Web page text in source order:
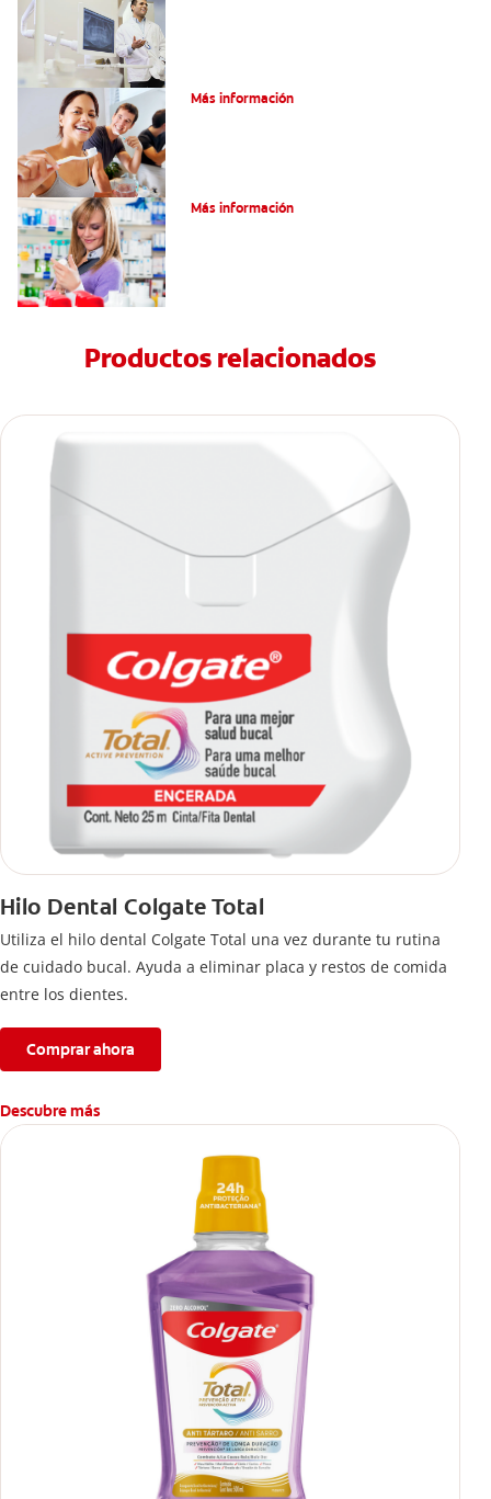
Más información
Más información
Productos relacionados
Hilo Dental Colgate Total
Utiliza el hilo dental Colgate Total una vez durante tu rutina
de cuidado bucal. Ayuda a eliminar placa y restos de comida
entre los dientes.
Comprar ahora
Descubre más